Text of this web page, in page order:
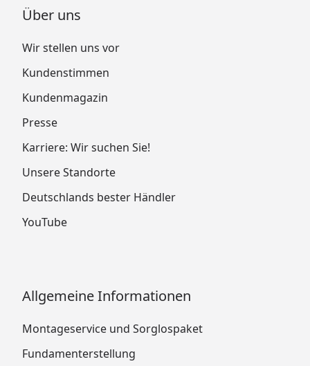
Über uns
Wir stellen uns vor
Kundenstimmen
Kundenmagazin
Presse
Karriere: Wir suchen Sie!
Unsere Standorte
Deutschlands bester Händler
YouTube
Allgemeine Informationen
Montageservice und Sorglospaket
Fundamenterstellung